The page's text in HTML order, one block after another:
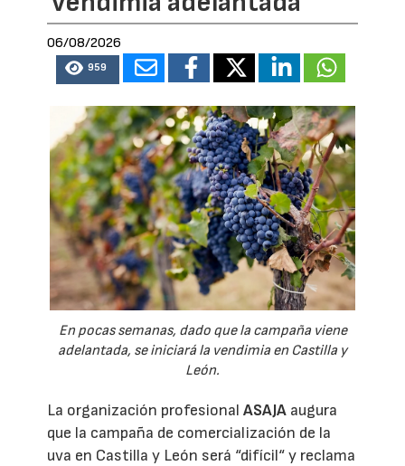
06/08/2026
959
En pocas semanas, dado que la campaña viene
adelantada, se iniciará la vendimia en Castilla y
León.
La organización profesionalASAJA augura
que la campaña de comercialización de la
uva en Castilla y León será “difícil“ y reclama